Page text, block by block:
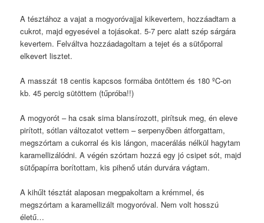
A tésztához a vajat a mogyoróvajjal kikevertem, hozzáadtam a
cukrot, majd egyesével a tojásokat. 5-7 perc alatt szép sárgára
kevertem. Felváltva hozzáadagoltam a tejet és a sütőporral
elkevert lisztet.
A masszát 18 centis kapcsos formába öntöttem és 180 ºC-on
kb. 45 percig sütöttem (tűpróba!!)
A mogyorót – ha csak sima blansírozott, pirítsuk meg, én eleve
pirított, sótlan változatot vettem – serpenyőben átforgattam,
megszórtam a cukorral és kis lángon, macerálás nélkül hagytam
karamellizálódni. A végén szórtam hozzá egy jó csipet sót, majd
sütőpapírra borítottam, kis pihenő után durvára vágtam.
A kihűlt tésztát alaposan megpakoltam a krémmel, és
megszórtam a karamellizált mogyoróval. Nem volt hosszú
életű…